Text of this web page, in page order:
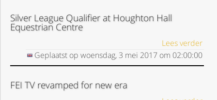
Silver League Qualifier at Houghton Hall
Equestrian Centre
Lees verder
Geplaatst op woensdag, 3 mei 2017 om 02:00:00
FEI TV revamped for new era